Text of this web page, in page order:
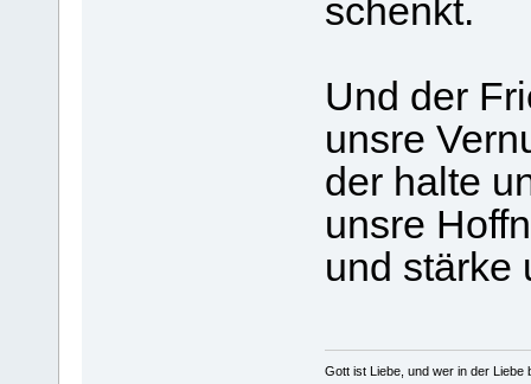
schenkt.
Und der
unsre
der halte
unsre
und stärke
Gott ist Liebe, und wer in der Liebe